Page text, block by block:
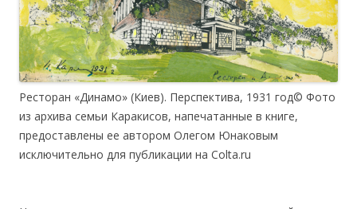
Ресторан «Динамо» (Киев). Перспектива, 1931 год© Фото
из архива семьи Каракисов, напечатанные в книге,
предоставлены ее автором Олегом Юнаковым
исключительно для публикации на Colta.ru